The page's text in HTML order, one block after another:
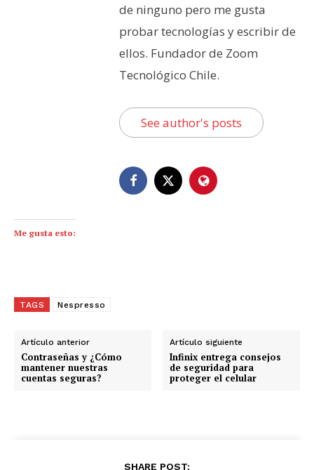
de ninguno pero me gusta
probar tecnologías y escribir de
ellos. Fundador de Zoom
Tecnológico Chile.
See author's posts
Me gusta esto:
TAGS Nespresso
Artículo anterior
Contraseñas y ¿Cómo
mantener nuestras
cuentas seguras?
Artículo siguiente
Infinix entrega consejos
de seguridad para
proteger el celular
SHARE POST: